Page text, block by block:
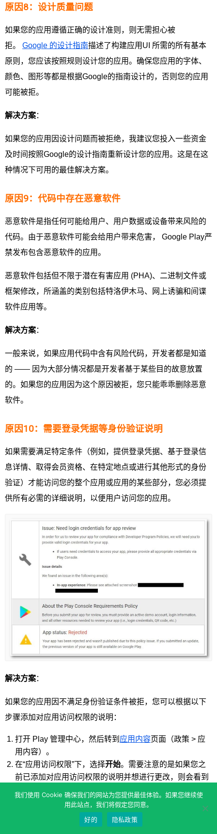
原因8：设计质量问题
如果您的应用遵循正确的设计准则，则无需担心被
拒。 Google 的设计指南描述了构建应用UI 所需的所有基本
原则，您应该按照规则设计您的应用。确保您应用的字体、
颜色、图形等都是根据Google的指南设计的，否则您的应用
可能被拒。
解决方案：
如果您的应用因设计问题而被拒绝，我建议您投入一些资金
及时间按照Google的设计指南重新设计您的应用。这是在这
种情况下可用的最佳解决方案。
原因9：代码中存在恶意软件
恶意软件是指任何可能给用户、用户数据或设备带来风险的
代码。由于恶意软件可能会给用户带来危害， Google Play严
禁发布包含恶意软件的应用。
恶意软件包括但不限于潜在有害应用 (PHA)、二进制文件或
框架修改，所涵盖的类别包括特洛伊木马、网上诱骗和间谍
软件应用等。
解决方案：
一般来说，如果应用代码中含有风险代码，开发者都是知道
的 —— 因为大部分情况都是开发者基于某些目的故意放置
的。如果您的应用因为这个原因被拒，您只能乖乖删除恶意
软件。
原因10：需要登录凭据等身份验证说明
如果需要满足特定条件（例如，提供登录凭据、基于登录信
息详情、取得会员资格、在特定地点或进行其他形式的身份
验证）才能访问您的整个应用或应用的某些部分，您必须提
供所有必需的详细说明，以便用户访问您的应用。
解决方案：
如果您的应用因不满足身份验证条件被拒，您可以根据以下
步骤添加对应用访问权限的说明：
打开 Play 管理中心，然后转到 应用内容页面（政策 > 应
用内容）。
在“应用访问权限”下，选择开始。需要注意的是如果您之
前已添加对应用访问权限的说明并想进行更改，则会看到
添加新说明，并提供对访问权限的详细说明。如果
您的登录机制有任何特殊之处（例如采用了动态密码、多
重身份验证或登录界面包含 2 个以上字段），请通过“其他
我们使用 Cookie 确保我们的网站为您提供最佳体验。如果您继续使
用此站点，我们将假定您同意。
好的
隐私政策